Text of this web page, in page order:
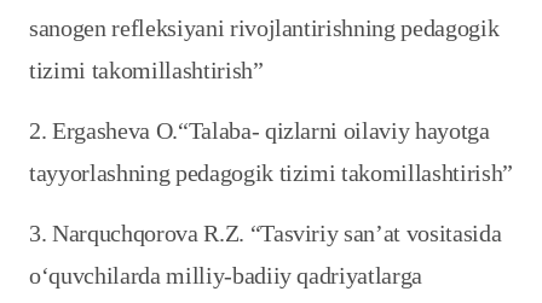
sanogen refleksiyani rivojlantirishning pedagogik
tizimi takomillashtirish”
2. Ergasheva O.“Talaba- qizlarni oilaviy hayotga
tayyorlashning pedagogik tizimi takomillashtirish”
3. Narquchqorova R.Z. “Tasviriy san’at vositasida
o‘quvchilarda milliy-badiiy qadriyatlarga